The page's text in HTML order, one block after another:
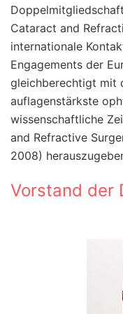
Cataract and
internationale
Engagements der
gleichberechtigt mit
auflagenstärkste
wissenschaftliche
and Refractive
2008)
Vorstand der